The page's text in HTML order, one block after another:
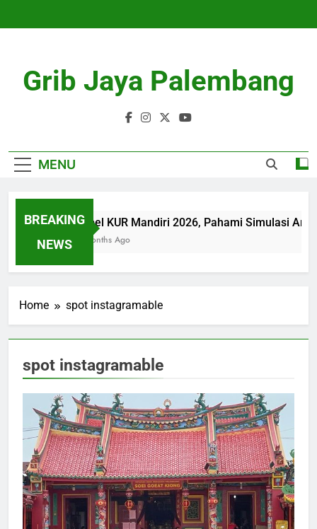
Grib Jaya Palembang
MENU
BREAKING
NEWS
Tabel KUR Mandiri 2026, Pahami Simulasi
4 Months Ago
Home spot instagramable
spot instagramable